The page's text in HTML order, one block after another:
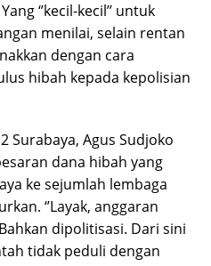
‘’kecil-kecil’’ untuk
menilai, selain rentan
dengan cara
hibah kepada kepolisian
Surabaya, Agus Sudjoko
dana hibah yang
ke sejumlah lembaga
‘’Layak, anggaran
dipolitisasi. Dari sini
tidak peduli dengan